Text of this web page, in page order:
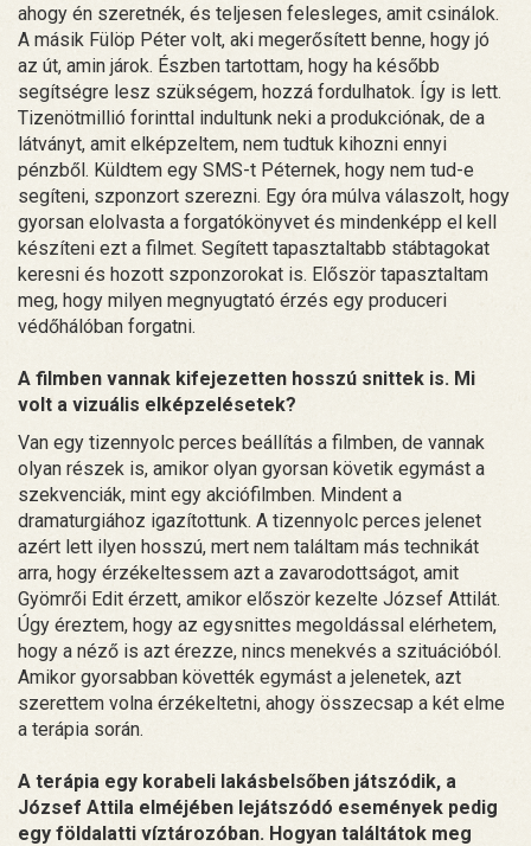
ahogy én szeretnék, és teljesen felesleges, amit csinálok.
A másik Fülöp Péter volt, aki megerősített benne, hogy jó
az út, amin járok. Észben tartottam, hogy ha később
segítségre lesz szükségem, hozzá fordulhatok. Így is lett.
Tizenötmillió forinttal indultunk neki a produkciónak, de a
látványt, amit elképzeltem, nem tudtuk kihozni ennyi
pénzből. Küldtem egy SMS-t Péternek, hogy nem tud-e
segíteni, szponzort szerezni. Egy óra múlva válaszolt, hogy
gyorsan elolvasta a forgatókönyvet és mindenképp el kell
készíteni ezt a filmet. Segített tapasztaltabb stábtagokat
keresni és hozott szponzorokat is. Először tapasztaltam
meg, hogy milyen megnyugtató érzés egy produceri
védőhálóban forgatni.
A filmben vannak kifejezetten hosszú snittek is. Mi
volt a vizuális elképzelésetek?
Van egy tizennyolc perces beállítás a filmben, de vannak
olyan részek is, amikor olyan gyorsan követik egymást a
szekvenciák, mint egy akciófilmben. Mindent a
dramaturgiához igazítottunk. A tizennyolc perces jelenet
azért lett ilyen hosszú, mert nem találtam más technikát
arra, hogy érzékeltessem azt a zavarodottságot, amit
Gyömrői Edit érzett, amikor először kezelte József Attilát.
Úgy éreztem, hogy az egysnittes megoldással elérhetem,
hogy a néző is azt érezze, nincs menekvés a szituációból.
Amikor gyorsabban követték egymást a jelenetek, azt
szerettem volna érzékeltetni, ahogy összecsap a két elme
a terápia során.
A terápia egy korabeli lakásbelsőben játszódik, a
József Attila elméjében lejátszódó események pedig
egy földalatti víztározóban. Hogyan találtátok meg